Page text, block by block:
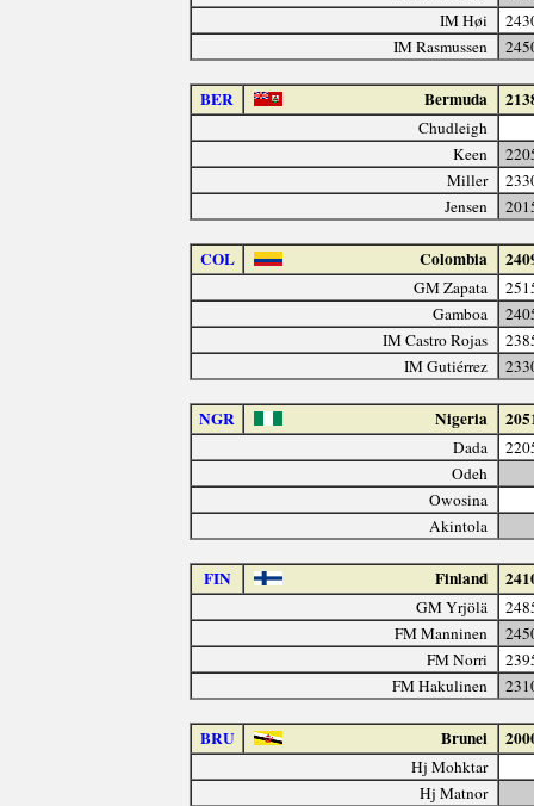
IM Høi
IM Rasmussen
BER Bermuda
Chudleigh
Keen
Miller
Jensen
COL Colombia
GM Zapata
Gamboa
IM Castro Rojas
IM Gutiérrez
NGR Nigeria
Dada
Odeh
Owosina
Akintola
FIN Finland
GM Yrjölä
FM Manninen
FM Norri
FM Hakulinen
BRU Brunei
Hj Mohktar
Hj Matnor